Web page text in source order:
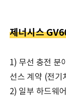
제너시스
1) 무선 충전 분
선스 계약 (전기
2) 일부 하드웨